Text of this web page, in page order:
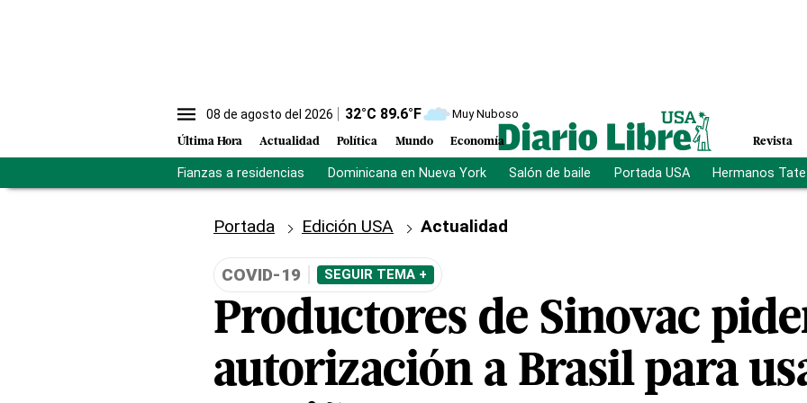
08 de agosto del 2026 32°C 89.6°F Muy Nuboso
Última Hora Actualidad Política Mundo Economía Revista
Fianzas a residencias Dominicana en Nueva York Salón de baile Portada USA Hermanos Tate
Portada Edición USA Actualidad
COVID-19 SEGUIR TEMA +
Productores de Sinovac
autorización a Brasil para